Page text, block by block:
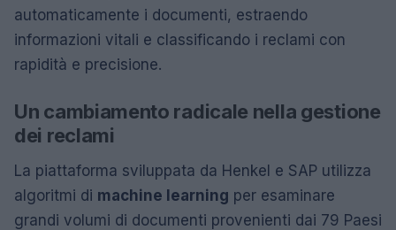
automaticamente i documenti, estraendo
informazioni vitali e classificando i reclami con
rapidità e precisione.
Un cambiamento radicale nella gestione
dei reclami
La piattaforma sviluppata da Henkel e SAP utilizza
algoritmi di machine learning per esaminare
grandi volumi di documenti provenienti dai 79 Paesi